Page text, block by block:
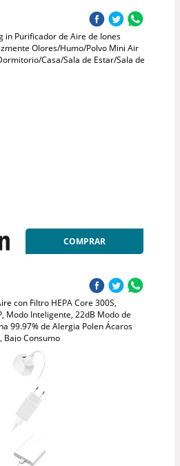
in Purificador de Aire de Iones
Olores/Humo/Polvo Mini Air
Casa/Sala de Estar/Sala de
COMPRAR
con Filtro HEPA Core 300S,
Modo Inteligente, 22dB Modo de
99.97% de Alergia Polen Ácaros
Bajo Consumo